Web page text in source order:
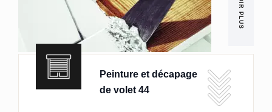
Peinture et décapage
de volet 44